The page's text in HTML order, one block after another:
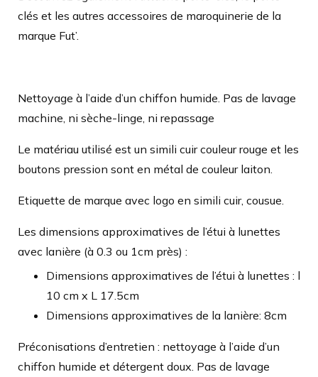
clés et les autres accessoires de maroquinerie de la
marque Fut’.
Nettoyage à l’aide d’un chiffon humide. Pas de lavage
machine, ni sèche-linge, ni repassage
Le matériau utilisé est un simili cuir couleur rouge et les
boutons pression sont en métal de couleur laiton.
Etiquette de marque avec logo en simili cuir, cousue.
Les dimensions approximatives de l’étui à lunettes
avec lanière (à 0.3 ou 1cm près) :
Dimensions approximatives de l’étui à lunettes : l
10 cm x L 17.5cm
Dimensions approximatives de la lanière: 8cm
Préconisations d’entretien : nettoyage à l’aide d’un
chiffon humide et détergent doux. Pas de lavage